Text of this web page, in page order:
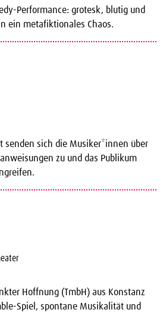
Performance: grotesk, blutig und
ein metafiktionales Chaos.
senden sich die Musiker*innen über
zu und das Publikum
Hoffnung (TmbH) aus Konstanz
Spiel, spontane Musikalität und